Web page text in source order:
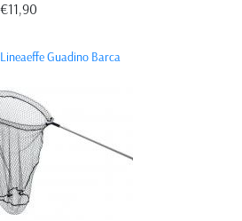
€11,90
Lineaeffe Guadino Barca